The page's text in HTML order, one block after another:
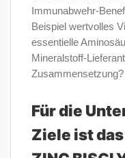
Immunabwehr-
Beispiel wertvolles
essentielle
Mineralstoff-
Zusammensetzung?
Für die
Ziele ist das